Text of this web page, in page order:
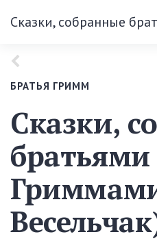
БРАТЬЯ ГРИММ
Сказки,
братьями